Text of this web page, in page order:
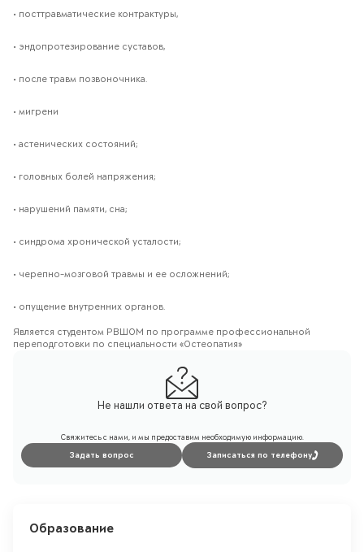
• посттравматические контрактуры,
• эндопротезирование суставов,
• после травм позвоночника.
• мигрени
• астенических состояний;
• головных болей напряжения;
• нарушений памяти, сна;
• синдрома хронической усталости;
• черепно-мозговой травмы и ее осложнений;
• опущение внутренних органов.
Является студентом РВШОМ по программе профессиональной
переподготовки по специальности «Остеопатия»
Не нашли ответа на свой вопрос?
Свяжитесь с нами, и мы предоставим необходимую информацию.
Задать вопрос
Записаться по телефону
Образование